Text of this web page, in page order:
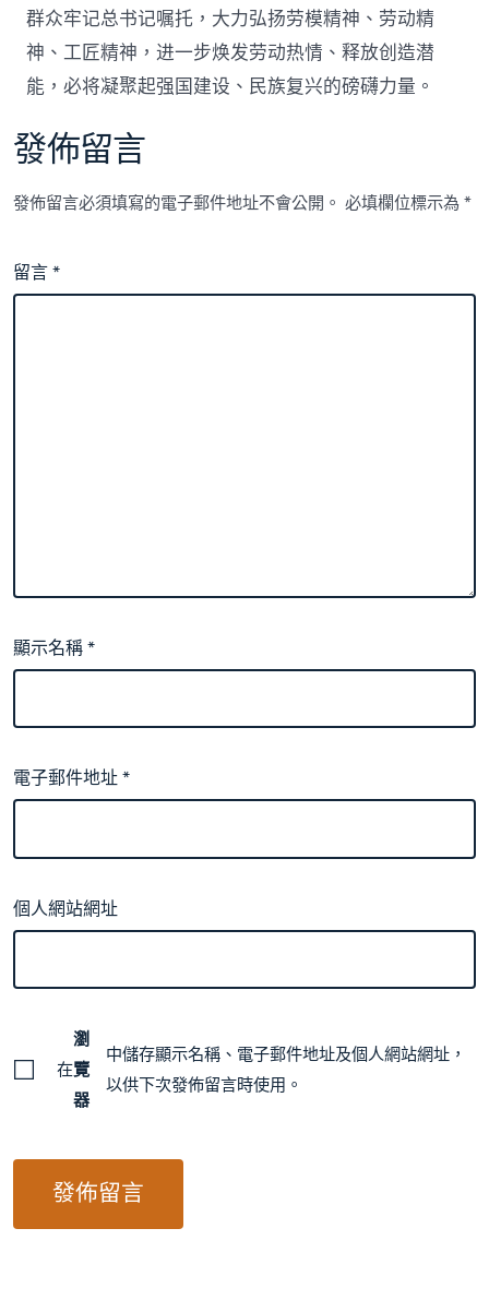
群众牢记总书记嘱托，大力弘扬劳模精神、劳动精
神、工匠精神，进一步焕发劳动热情、释放创造潜
能，必将凝聚起强国建设、民族复兴的磅礴力量。
發佈留言
發佈留言必須填寫的電子郵件地址不會公開。 必填欄位標示為*
留言*
顯示名稱*
電子郵件地址*
個人網站網址
在
瀏
覽
器
中儲存顯示名稱、電子郵件地址及個人網站網址，
以供下次發佈留言時使用。